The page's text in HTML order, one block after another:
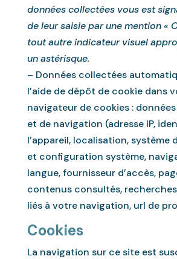
données collectées vous est
de leur saisie par une mention «
tout autre indicateur visuel
un astérisque.
– Données collectées
l’aide de dépôt de cookie dans
navigateur de cookies :
et de navigation (adresse IP,
l’appareil, localisation, système
et configuration système,
langue, fournisseur d’accès,
contenus consultés,
liés à votre navigation, url de
Cookies
La navigation sur ce site est